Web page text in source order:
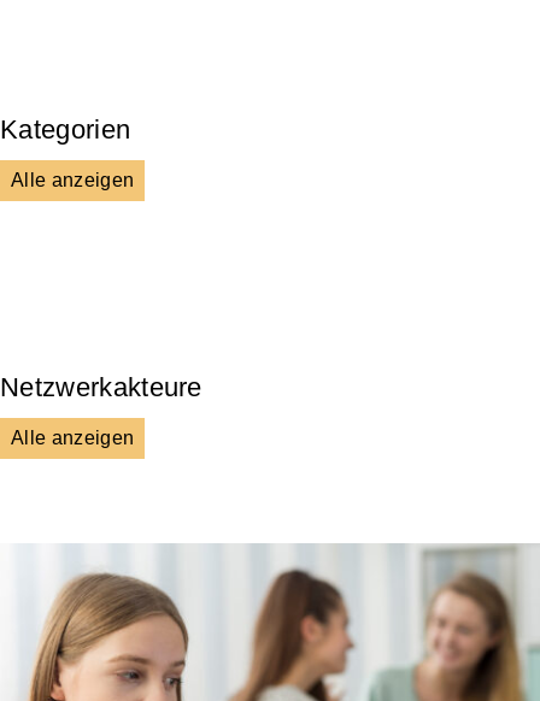
Kategorien
Alle anzeigen
Netzwerkakteure
Alle anzeigen